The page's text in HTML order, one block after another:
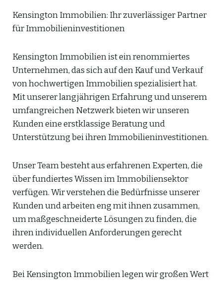
Kensington Immobilien: Ihr zuverlässiger Partner
für Immobilieninvestitionen
Kensington Immobilien ist ein renommiertes
Unternehmen, das sich auf den Kauf und Verkauf
von hochwertigen Immobilien spezialisiert hat.
Mit unserer langjährigen Erfahrung und unserem
umfangreichen Netzwerk bieten wir unseren
Kunden eine erstklassige Beratung und
Unterstützung bei ihren Immobilieninvestitionen.
Unser Team besteht aus erfahrenen Experten, die
über fundiertes Wissen im Immobiliensektor
verfügen. Wir verstehen die Bedürfnisse unserer
Kunden und arbeiten eng mit ihnen zusammen,
um maßgeschneiderte Lösungen zu finden, die
ihren individuellen Anforderungen gerecht
werden.
Bei Kensington Immobilien legen wir großen Wert